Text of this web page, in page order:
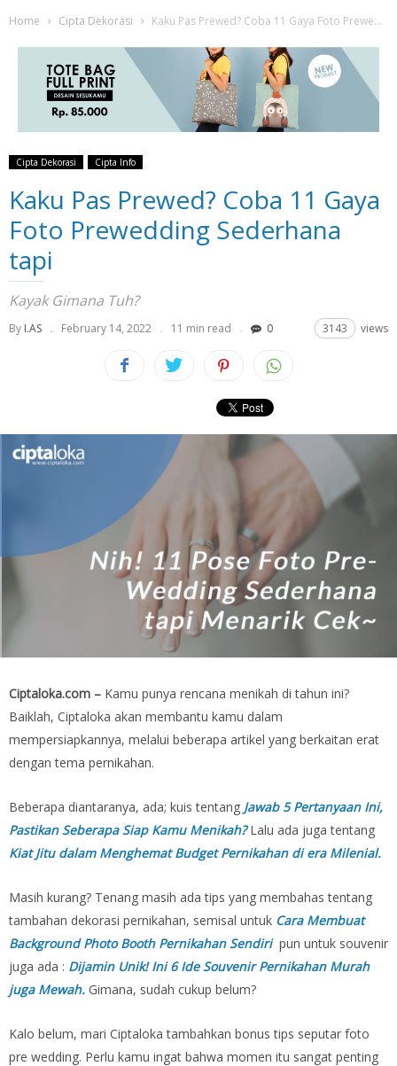
Home Cipta Dekorasi Kaku Pas Prewed? Coba 11 Gaya Foto Prewedding Sederhana tapi
Cipta Dekorasi Cipta Info
Kaku Pas Prewed? Coba 11 Gaya
Foto Prewedding Sederhana
tapi
Kayak Gimana Tuh?
By I.AS February 14, 2022 11 min read 0 3143 views
Ciptaloka.com – Kamu punya rencana menikah di tahun ini?
Baiklah, Ciptaloka akan membantu kamu dalam
mempersiapkannya, melalui beberapa artikel yang berkaitan erat
dengan tema pernikahan.
Beberapa diantaranya, ada; kuis tentang Jawab 5 Pertanyaan Ini,
Pastikan Seberapa Siap Kamu Menikah? Lalu ada juga tentang
Kiat Jitu dalam Menghemat Budget Pernikahan di era Milenial.
Masih kurang? Tenang masih ada tips yang membahas tentang
tambahan dekorasi pernikahan, semisal untuk Cara Membuat
Background Photo Booth Pernikahan Sendiri pun untuk souvenir
juga ada : Dijamin Unik! Ini 6 Ide Souvenir Pernikahan Murah
juga Mewah. Gimana, sudah cukup belum?
Kalo belum, mari Ciptaloka tambahkan bonus tips seputar foto
pre wedding. Perlu kamu ingat bahwa momen itu sangat penting